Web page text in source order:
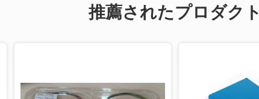
推薦されたプロダクト